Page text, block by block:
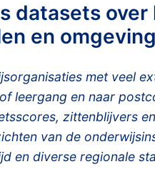
datasets
en
met veel
leergang en naar
zittenblijvers
van de
en diverse regionale